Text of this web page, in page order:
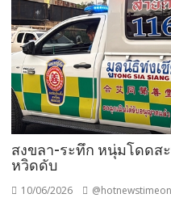
สงขลา-ระทึก หนุ่มโดดส
หวิดดับ
10/06/2026